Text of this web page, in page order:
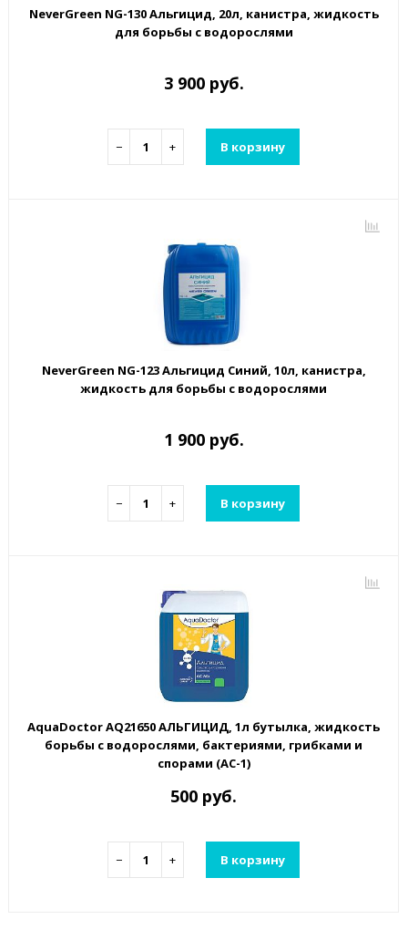
NeverGreen NG-130 Альгицид, 20л, канистра, жидкость
для борьбы с водорослями
3 900 руб.
− + В корзину
NeverGreen NG-123 Альгицид Синий, 10л, канистра,
жидкость для борьбы с водорослями
1 900 руб.
− + В корзину
AquaDoctor AQ21650 АЛЬГИЦИД, 1л бутылка, жидкость
борьбы с водорослями, бактериями, грибками и
спорами (AC-1)
500 руб.
− + В корзину